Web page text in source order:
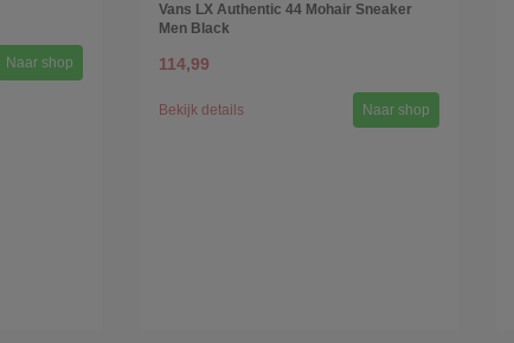
Naar shop
Vans LX Authentic 44 Mohair Sneaker
Men Black
114,99
Bekijk details Naar shop